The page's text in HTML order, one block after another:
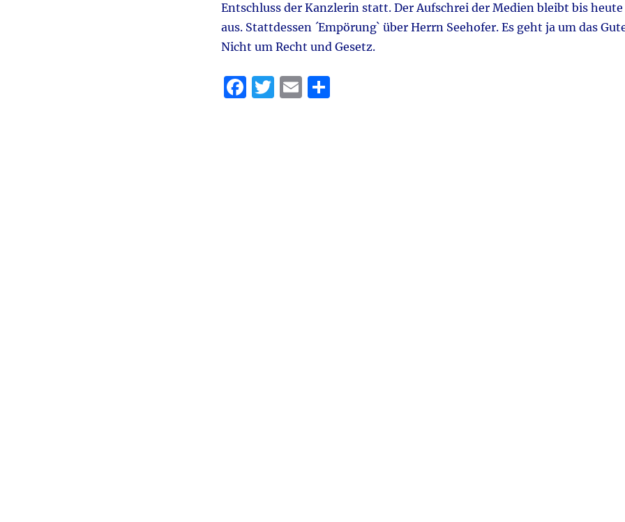
Entschluss der Kanzlerin statt. Der Aufschrei der Medien bleibt bis heute
aus. Stattdessen ´Empörung` über Herrn Seehofer. Es geht ja um das
Nicht um Recht und Gesetz.
F T E T